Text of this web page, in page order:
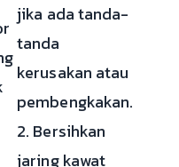
jika ada tanda-
tanda
kerusakan atau
pembengkakan.
2. Bersihkan
jaring kawat